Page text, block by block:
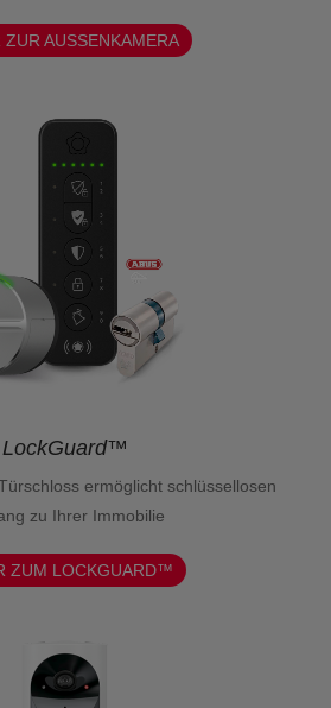
AUSSENKAMERA
LockGuard™
ermöglicht schlüssellosen
zu Ihrer Immobilie
ZUM LOCKGUARD™